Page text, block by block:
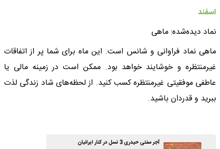
اسفند
نماد دیده‌شده: ماهی
ماهی نماد فراوانی و شانس است. این ماه برای شما پر از اتفاقات
غیرمنتظره و خوشایند خواهد بود. ممکن است در زمینه مالی یا
عاطفی موفقیتی غیرمنتظره کسب کنید. از لحظه‌های شاد زندگی لذت
ببرید و قدردان باشید.
آجر سنتی حیدری 3 نسل در کنار ایرانیان